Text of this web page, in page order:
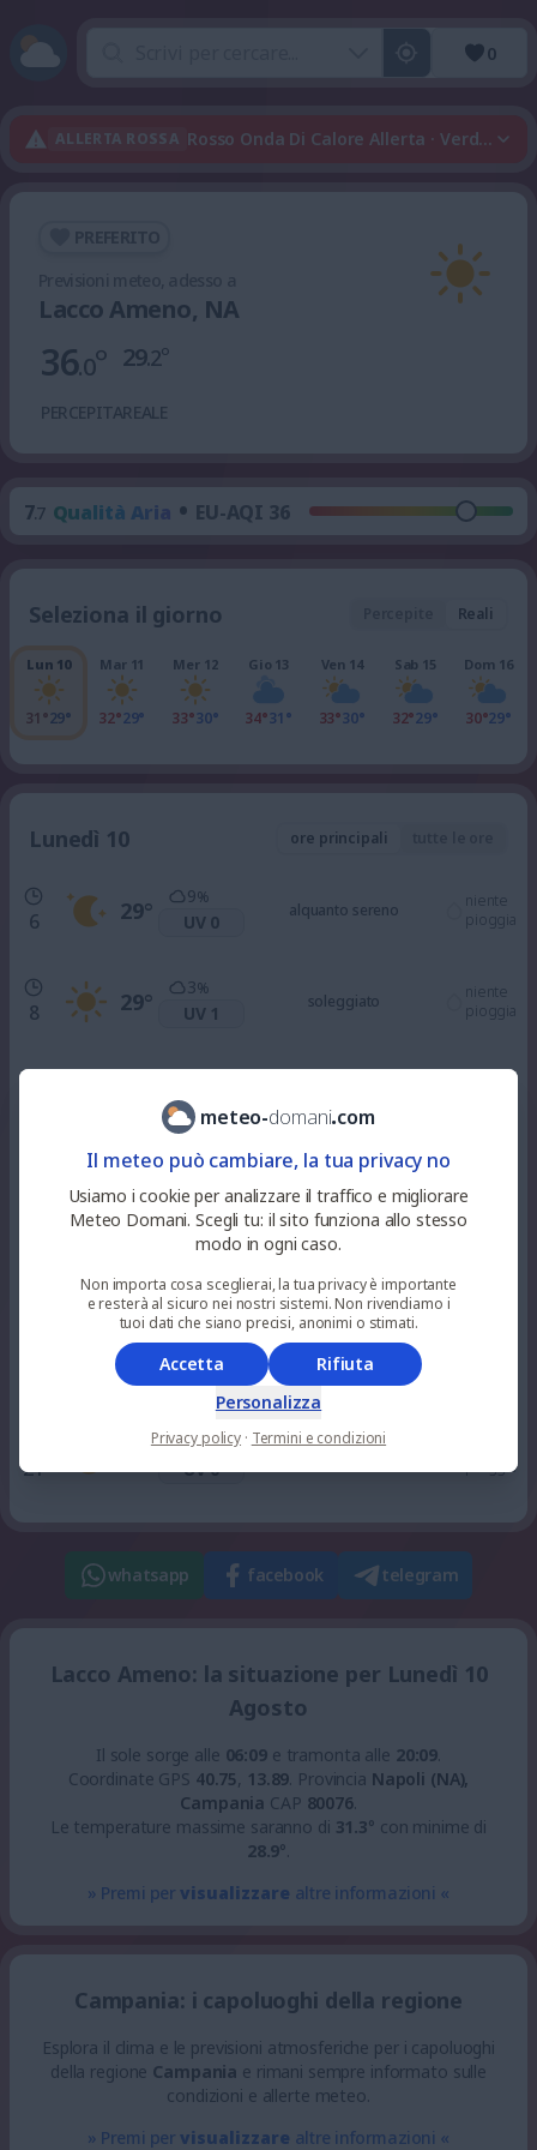
0
ALLERTA ROSSA Rosso Onda Di Calore Allerta · Verde
Lacco Ameno, NA
36.0°
PERCEPITA
29.2°
REALE
7.7 Qualità Aria • EU-AQI 36
Seleziona il giorno Reali
Lun 10
31°29°
Mar 11
32°29°
Mer 12
33°30°
Gio 13
34°31°
Ven 14
33°30°
Sab 15
32°29°
Dom 16
30°29°
Lunedì 10 ore principali
6 29°
9%
UV 0
alquanto sereno
niente
pioggia
8 29°
3%
UV 1
soleggiato
niente
pioggia
UV 4
31
21 %
UV 7
pioggia
31° UV 7
soleggiato
UV 3
alquanto soleggiato
21
11%
UV 0
pioggia
whatsapp facebook telegram
Lacco Ameno: la situazione per Lunedì 10
Agosto
Il sole sorge alle 06:09e tramonta alle 20:09.
Coordinate GPS 40.75, 13.89. Provincia Napoli (NA),
Campania CAP 80076.
Le temperature massime saranno di 31.3° con minime di
28.9°.
» Premi pervisualizzare altre informazioni «
Campania: i capoluoghi della regione
Esplora il clima e le previsioni atmosferiche per i capoluoghi
della regione Campania e rimani sempre informato sulle
condizioni e allerte meteo.
» Premi pervisualizzare altre informazioni «
meteo-domani.com
Il meteo può cambiare, la tua privacy no
Usiamo i cookie per analizzare il traffico e migliorare
Meteo Domani. Scegli tu: il sito funziona allo stesso
modo in ogni caso.
Non importa cosa sceglierai, la tua privacy è importante
e resterà al sicuro nei nostri sistemi. Non rivendiamo i
tuoi dati che siano precisi, anonimi o stimati.
Accetta
Rifiuta
Personalizza
Privacy policy · Termini e condizioni